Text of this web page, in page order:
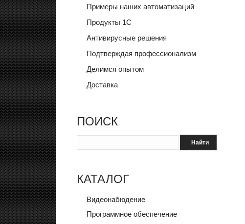
Примеры наших автоматизаций
Продукты 1С
Антивирусные решения
Подтверждая профессионализм
Делимся опытом
Доставка
ПОИСК
КАТАЛОГ
Видеонабюдение
Программное обеспечение